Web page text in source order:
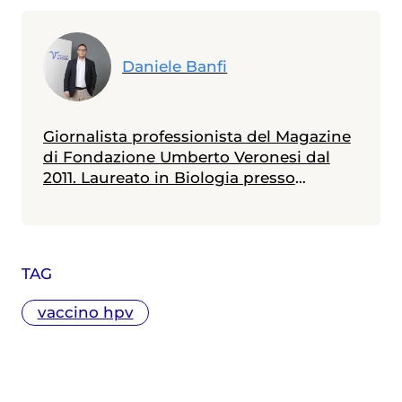
TAG
vaccino hpv
Daniele Banfi
Giornalista professionista del Magazine
di Fondazione Umberto Veronesi dal
2011. Laureato in Biologia presso
Scienza ottenuto presso l'Università La
Sapienza di Roma. In questi anni ha
seguito i principali congressi mondiali